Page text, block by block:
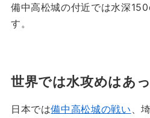
備中高松城の付近では水深
す。
世界では水攻めはあ
日本では備中高松城の戦い 、